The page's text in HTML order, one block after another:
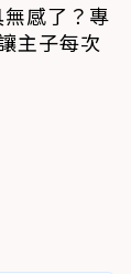
感了？專
主子每次